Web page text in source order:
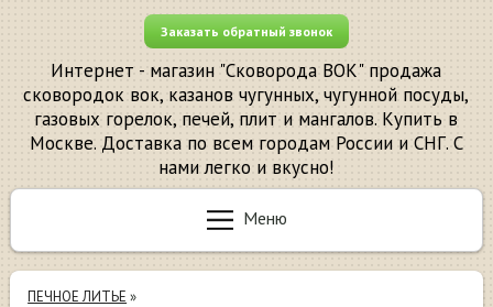
Заказать обратный звонок
Интернет - магазин "Сковорода ВОК" продажа
сковородок вок, казанов чугунных, чугунной посуды,
газовых горелок, печей, плит и мангалов. Купить в
Москве. Доставка по всем городам России и СНГ. С
нами легко и вкусно!
Меню
ПЕЧНОЕ ЛИТЬЕ »